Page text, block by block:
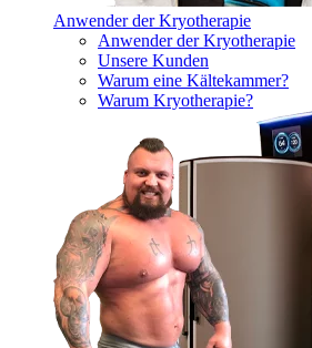
Anwender der Kryotherapie
Anwender der Kryotherapie
Unsere Kunden
Warum eine Kältekammer?
Warum Kryotherapie?